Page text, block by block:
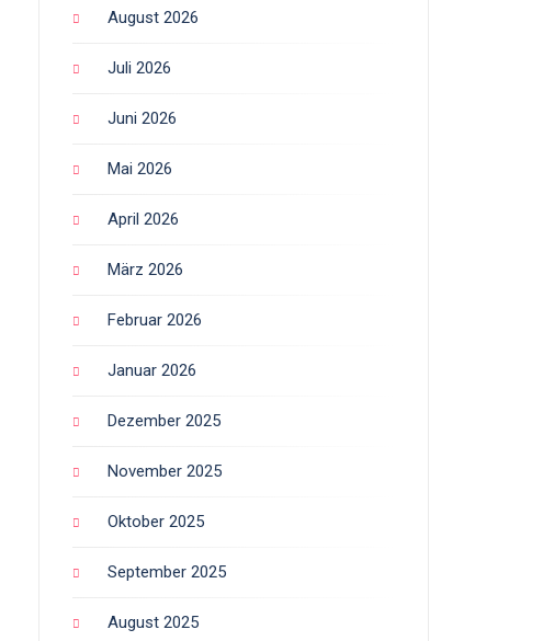
August 2026
Juli 2026
Juni 2026
Mai 2026
April 2026
März 2026
Februar 2026
Januar 2026
Dezember 2025
November 2025
Oktober 2025
September 2025
August 2025